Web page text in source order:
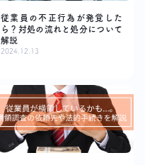
従業員の不正行為が発覚した
ら？対処の流れと処分について
解説
2024.12.13